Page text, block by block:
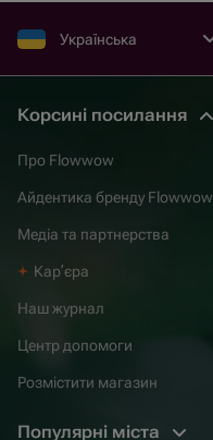
Українська
Корсині посилання
Про Flowwow
Айдентика бренду Flowwow
Медіа та партнерства
Карʼєра
Наш журнал
Центр допомоги
Розмістити магазин
Популярні міста